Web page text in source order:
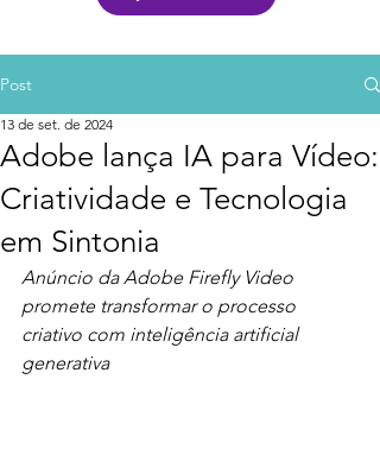
Post
Adobe lança IA para Vídeo:
Criatividade e Tecnologia
em Sintonia
13 de set. de 2024
Anúncio da Adobe Firefly Video
promete transformar o processo
criativo com inteligência artificial
generativa